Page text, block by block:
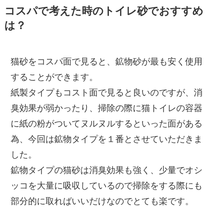
コスパで考えた時のトイレ砂でおすすめ
は？
猫砂をコスパ面で見ると、鉱物砂が最も安く使用
することができます。
紙製タイプもコスト面で見ると良いのですが、消
臭効果が弱かったり、掃除の際に猫トイレの容器
に紙の粉がついてヌルヌルするといった面がある
為、今回は鉱物タイプを１番とさせていただきま
した。
鉱物タイプの猫砂は消臭効果も強く、少量でオシ
ッコを大量に吸収しているので掃除をする際にも
部分的に取ればいいだけなのでとても楽です。